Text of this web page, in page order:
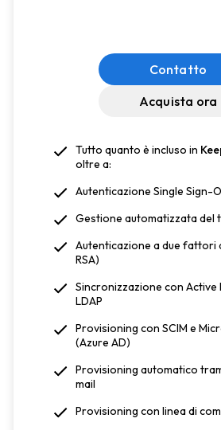
Contatto
Acquista ora
Tutto quanto è incluso in
oltre a:
Autenticazione Single Sign-
Gestione automatizzata del
Autenticazione a due fattori
RSA)
Sincronizzazione con
LDAP
Provisioning con SCIM e
(Azure AD)
Provisioning automatico
mail
Provisioning con linea di